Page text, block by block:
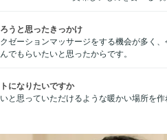
うと思ったきっかけ
ゼーションマッサージをする機会が多く
でもらいたいと思ったからです。
になりたいですか
と思っていただけるような暖かい場所を